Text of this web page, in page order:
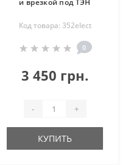
и врезкой под ТЭН
Код товара: 352elect
0
3 450 грн.
- +
КУПИТЬ